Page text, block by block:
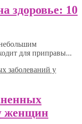
здоровье: 10
для приправы...
женщин